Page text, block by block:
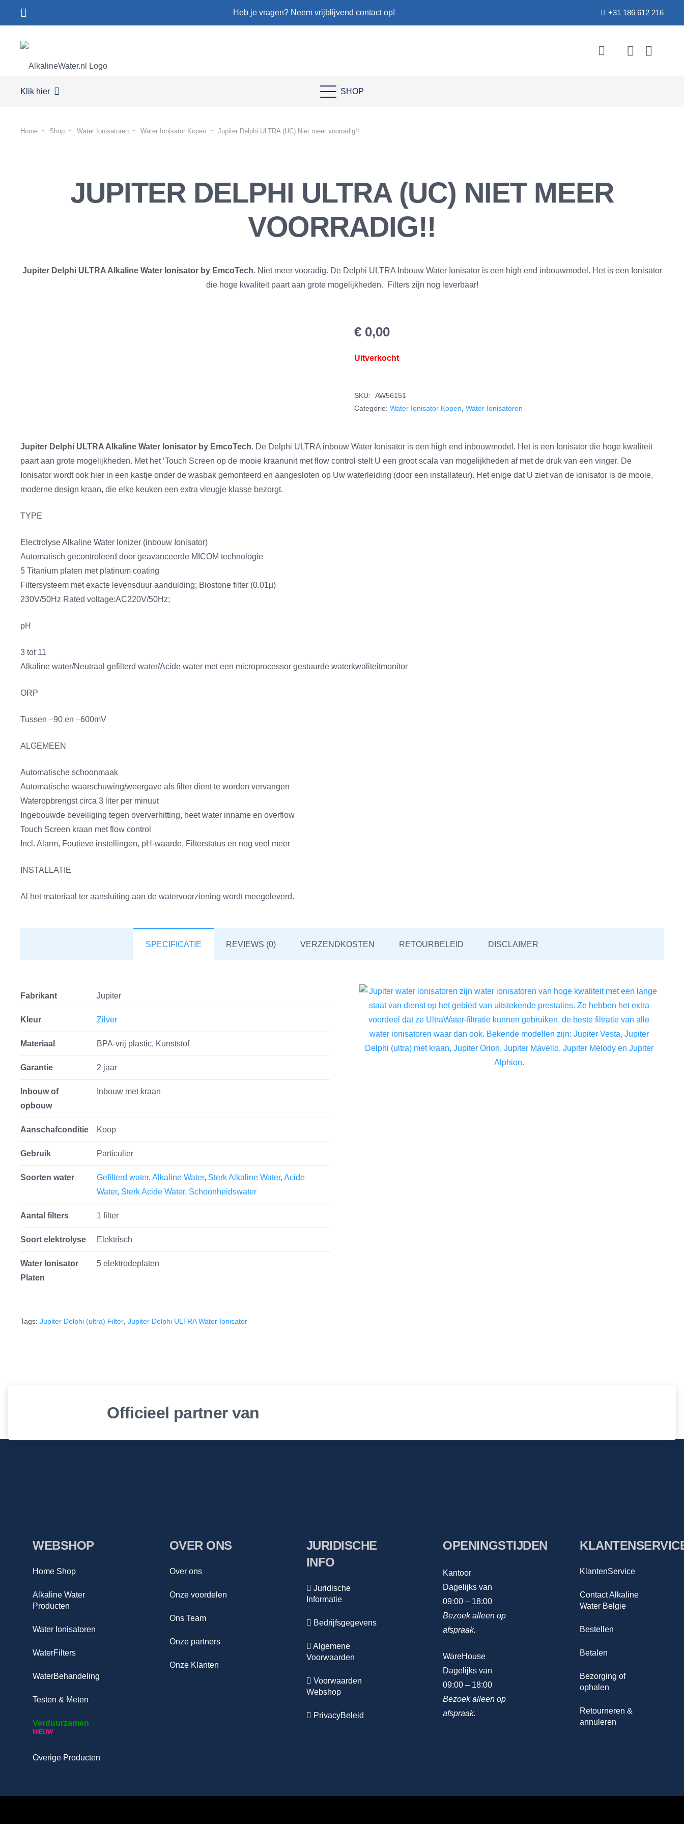
Heb je vragen? Neem vrijblijvend contact op! +31 186 612 216
Klik hier SHOP
Home ~ Shop ~ Water Ionisatoren ~ Water Ionisator Kopen ~ Jupiter Delphi ULTRA (UC) Niet meer voorradig!!
JUPITER DELPHI ULTRA (UC) NIET MEER
VOORRADIG!!
Jupiter Delphi ULTRA Alkaline Water Ionisator by EmcoTech. Niet meer vooradig. De Delphi ULTRA Inbouw Water Ionisator is een high end inbouwmodel. Het is een Ionisator
die hoge kwaliteit paart aan grote mogelijkheden. Filters zijn nog leverbaar!
€ 0,00
Uitverkocht
SKU:
AW56151
Categorie: Water Ionisator Kopen Water Ionisatoren
Jupiter Delphi ULTRA Alkaline Water Ionisator by EmcoTech. De Delphi ULTRA inbouw Water Ionisator is een high end inbouwmodel. Het is een Ionisator die hoge kwaliteit
paart aan grote mogelijkheden. Met het ‘Touch Screen op de mooie kraanunit met flow control stelt U een groot scala van mogelijkheden af met de druk van een vinger. De
Ionisator wordt ook hier in een kastje onder de wasbak gemonteerd en aangesloten op Uw waterleiding (door een installateur). Het enige dat U ziet van de ionisator is de mooie,
moderne design kraan, die elke keuken een extra vleugje klasse bezorgt.
TYPE
Electrolyse Alkaline Water Ionizer (inbouw Ionisator)
Automatisch gecontroleerd door geavanceerde MICOM technologie
5 Titanium platen met platinum coating
Filtersysteem met exacte levensduur aanduiding; Biostone filter (0.01µ)
230V/50Hz Rated voltage:AC220V/50Hz;
pH
3 tot 11
Alkaline water/Neutraal gefilterd water/Acide water met een microprocessor gestuurde waterkwaliteitmonitor
ORP
Tussen –90 en –600mV
ALGEMEEN
Automatische schoonmaak
Automatische waarschuwing/weergave als filter dient te worden vervangen
Wateropbrengst circa 3 liter per minuut
Ingebouwde beveiliging tegen oververhitting, heet water inname en overflow
Touch Screen kraan met flow control
Incl. Alarm, Foutieve instellingen, pH-waarde, Filterstatus en nog veel meer
INSTALLATIE
Al het materiaal ter aansluiting aan de watervoorziening wordt meegeleverd.
SPECIFICATIE REVIEWS (0) VERZENDKOSTEN RETOURBELEID DISCLAIMER
Fabrikant Jupiter
Kleur Zilver
Materiaal BPA-vrij plastic, Kunststof
Garantie 2 jaar
Inbouw of
opbouw
Inbouw met kraan
Aanschafconditie Koop
Gebruik Particulier
Soorten water Gefilterd water, Alkaline Water, Sterk Alkaline Water, Acide
Water, Sterk Acide Water, Schoonheidswater
Aantal filters 1 filter
Soort elektrolyse Elektrisch
Water Ionisator
Platen
5 elektrodeplaten
Tags: Jupiter Delphi (ultra) Filter Jupiter Delphi ULTRA Water Ionisator
Officieel partner van
WEBSHOP
Home Shop
Alkaline Water
Producten
Water Ionisatoren
WaterFilters
WaterBehandeling
Testen & Meten
Verduurzamen
NIEUW
Overige Producten
OVER ONS
Over ons
Onze voordelen
Ons Team
Onze partners
Onze Klanten
JURIDISCHE
INFO
Juridische
Informatie
Bedrijfsgegevens
Algemene
Voorwaarden
Voorwaarden
Webshop
PrivacyBeleid
OPENINGSTIJDEN
Kantoor
Dagelijks van
09:00 – 18:00
Bezoek alleen op
afspraak.
WareHouse
Dagelijks van
09:00 – 18:00
Bezoek alleen op
afspraak.
KlantenService
Contact Alkaline
Water Belgie
Bestellen
Betalen
Bezorging of
ophalen
Retourneren &
annuleren